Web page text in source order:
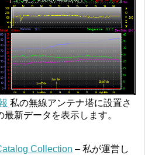
私の無線アンテナ塔に設置さ
新データを表示します。
Collection – 私が運営し